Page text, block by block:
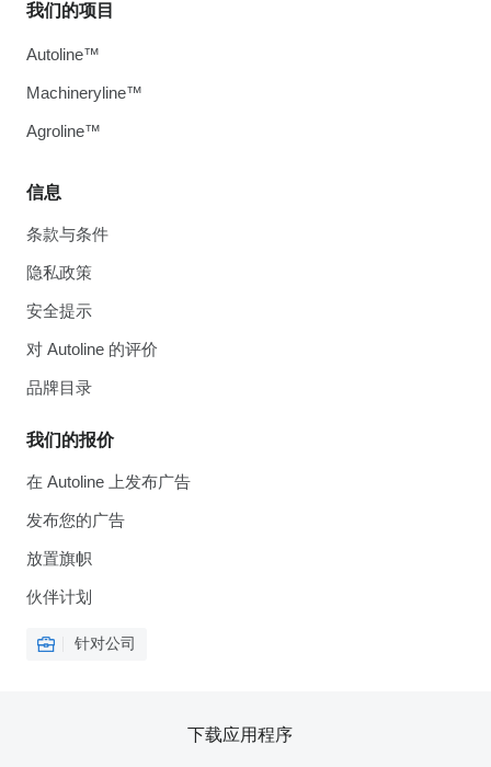
信息
条款与条件
隐私政策
安全提示
对 Autoline 的评价
品牌目录
我们的报价
在 Autoline 上发布广告
发布您的广告
放置旗帜
伙伴计划
针对公司
我们的项目
Autoline™
Machineryline™
Agroline™
下载应用程序